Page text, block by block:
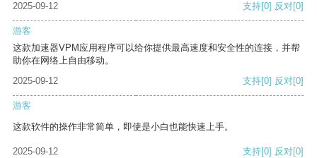
2025-09-12 支持[0] 反对[0]
游客
这款加速器VPM应用程序可以给你提供最高速度和安全性的连接，并帮
助你在网络上自由移动。
2025-09-12
支持[0] 反对[0]
游客
这款软件的操作非常简单，即使是小白也能快速上手。
2025-09-12 支持[0] 反对[0]